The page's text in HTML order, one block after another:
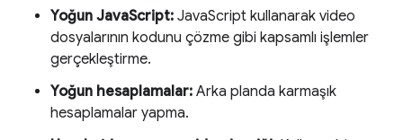
Yoğun JavaScript: JavaScript kullanarak video
dosyalarının kodunu çözme gibi kapsamlı işlemler
gerçekleştirme.
Yoğun hesaplamalar: Arka planda karmaşık
hesaplamalar yapma.